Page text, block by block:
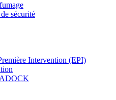
sécurité
Intervention (EPI)